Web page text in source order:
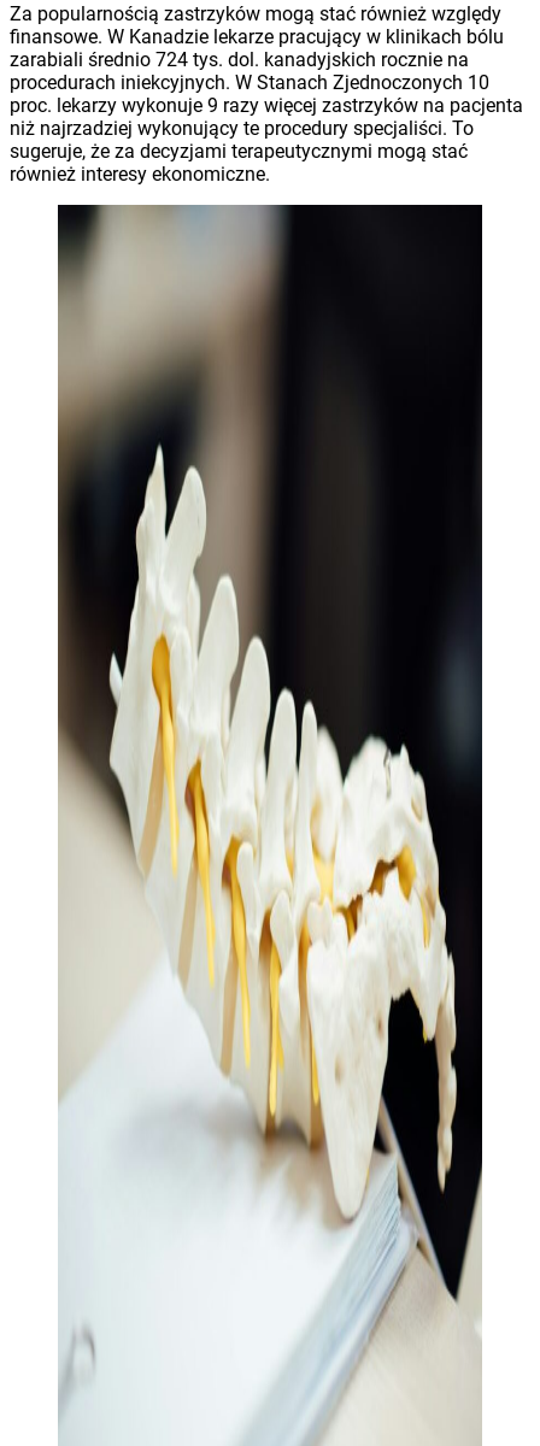
Za popularnością zastrzyków mogą stać również względy
finansowe. W Kanadzie lekarze pracujący w klinikach bólu
zarabiali średnio 724 tys. dol. kanadyjskich rocznie na
procedurach iniekcyjnych. W Stanach Zjednoczonych 10
proc. lekarzy wykonuje 9 razy więcej zastrzyków na pacjenta
niż najrzadziej wykonujący te procedury specjaliści. To
sugeruje, że za decyzjami terapeutycznymi mogą stać
również interesy ekonomiczne.